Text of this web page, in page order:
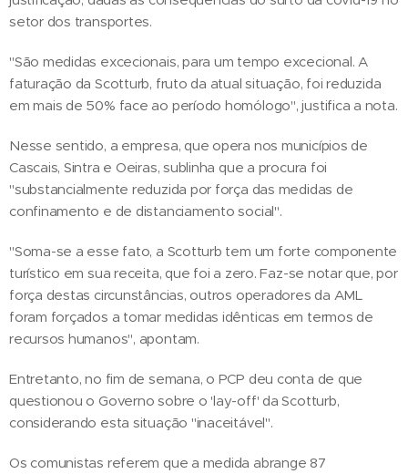
setor dos transportes.
"São medidas excecionais, para um tempo excecional. A
faturação da Scotturb, fruto da atual situação, foi reduzida
em mais de 50% face ao período homólogo", justifica a nota.
Nesse sentido, a empresa, que opera nos municípios de
Cascais, Sintra e Oeiras, sublinha que a procura foi
"substancialmente reduzida por força das medidas de
confinamento e de distanciamento social".
"Soma-se a esse fato, a Scotturb tem um forte componente
turístico em sua receita, que foi a zero. Faz-se notar que, por
força destas circunstâncias, outros operadores da AML
foram forçados a tomar medidas idênticas em termos de
recursos humanos", apontam.
Entretanto, no fim de semana, o PCP deu conta de que
questionou o Governo sobre o 'lay-off' da Scotturb,
considerando esta situação "inaceitável".
Os comunistas referem que a medida abrange 87